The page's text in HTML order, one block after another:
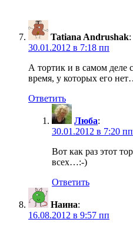
Tatiana Andrushak:
30.01.2012 в 7:18 пп
А тортик и в самом деле
время, у которых его
Ответить
Люба:
30.01.2012 в 7:20 пп
Вот как раз этот
всех…:-)
Ответить
Наина:
16.08.2012 в 9:57 пп